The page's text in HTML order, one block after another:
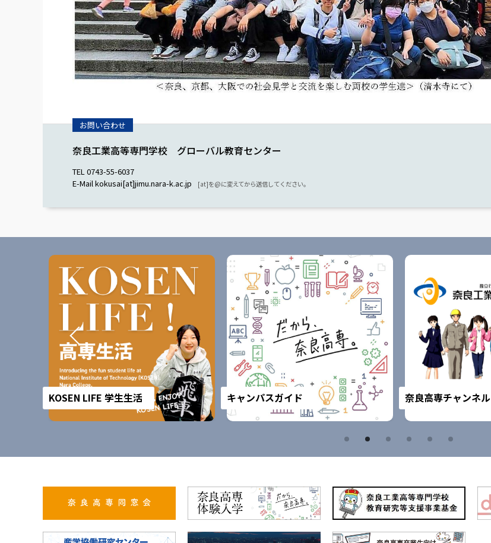
奈良工業高等専門学校 グローバル教育センター
TEL 0743-55-6037
E-Mail kokusai[at]jimu.nara-k.ac.jp
[at]を@に変えてから送信してください。
KOSEN LIFE 学生生活 キャンパスガイド 奈良高専チャンネル